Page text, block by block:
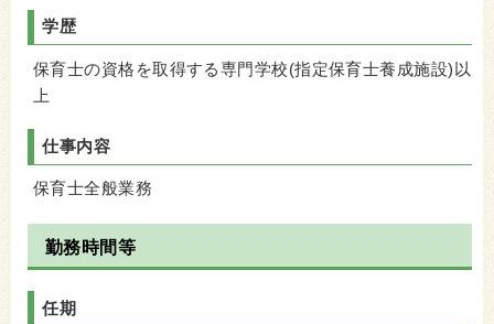
学歴
保育士の資格を取得する専門学校(指定保育士養成施設)以
上
仕事内容
保育士全般業務
勤務時間等
任期